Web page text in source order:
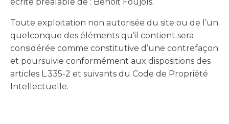
Toute exploitation non autorisée du site ou de l’un
quelconque des éléments qu’il contient sera
considérée comme constitutive d’une contrefaçon
et poursuivie conformément aux dispositions des
articles L.335-2 et suivants du Code de Propriété
Intellectuelle.